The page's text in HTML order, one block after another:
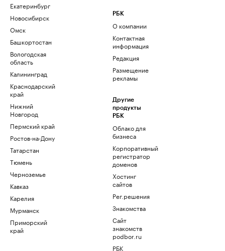
Екатеринбург
Новосибирск
Омск
Башкортостан
Вологодская
область
Калининград
Краснодарский
край
Нижний
Новгород
Пермский край
Ростов-на-Дону
Татарстан
Тюмень
Черноземье
Кавказ
Карелия
Мурманск
Приморский
край
РБК
О компании
Контактная
информация
Редакция
Размещение
рекламы
Другие
продукты
РБК
Облако для
бизнеса
Корпоративный
регистратор
доменов
Хостинг
сайтов
Рег.решения
Знакомства
Сайт
знакомств
podbor.ru
РБК